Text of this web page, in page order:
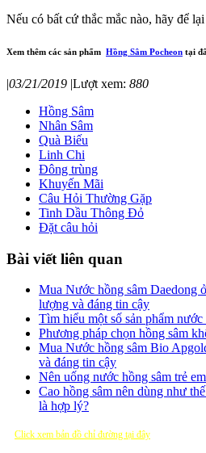
Nếu có bất cứ thắc mắc nào, hãy để
Xem thêm các sản phẩm Hồng Sâm Pocheon tại
|03/21/2019 |Lượt xem: 880
Hồng Sâm
Nhân Sâm
Quà Biếu
Linh Chi
Đông trùng
Khuyến Mãi
Câu Hỏi Thường Gặp
Tinh Dầu Thông Đỏ
Đặt câu hỏi
Bài viết liên quan
Mua Nước hồng sâm Daedong
lượng và đáng tin cậy
Tìm hiểu một số sản phẩm
Phương pháp chọn hồng sâm
Mua Nước hồng sâm Bio
và đáng tin cậy
Nên uống nước hồng sâm trẻ
Cao hồng sâm nên dùng như
là hợp lý?
Click xem bản đồ chỉ đường tại đây